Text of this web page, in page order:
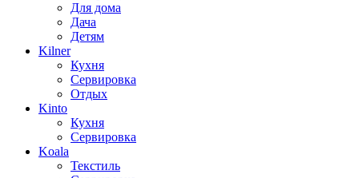
Для дома
Дача
Детям
Kilner
Кухня
Сервировка
Отдых
Kinto
Кухня
Сервировка
Koala
Текстиль